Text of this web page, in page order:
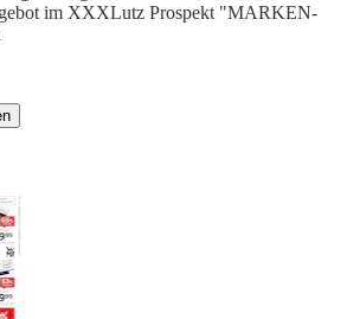
im XXXLutz Prospekt "MARKEN-